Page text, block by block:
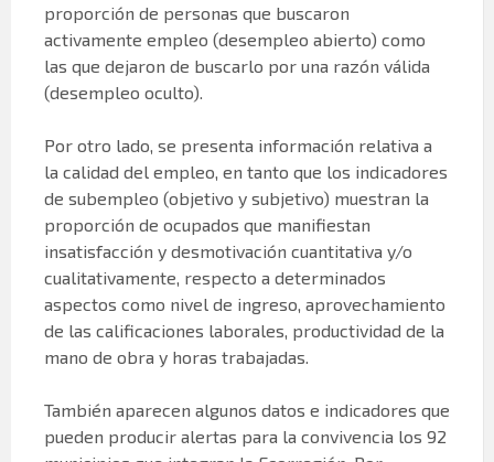
proporción de personas que buscaron
activamente empleo (desempleo abierto) como
las que dejaron de buscarlo por una razón válida
(desempleo oculto).
Por otro lado, se presenta información relativa a
la calidad del empleo, en tanto que los indicadores
de subempleo (objetivo y subjetivo) muestran la
proporción de ocupados que manifiestan
insatisfacción y desmotivación cuantitativa y/o
cualitativamente, respecto a determinados
aspectos como nivel de ingreso, aprovechamiento
de las calificaciones laborales, productividad de la
mano de obra y horas trabajadas.
También aparecen algunos datos e indicadores que
pueden producir alertas para la convivencia los 92